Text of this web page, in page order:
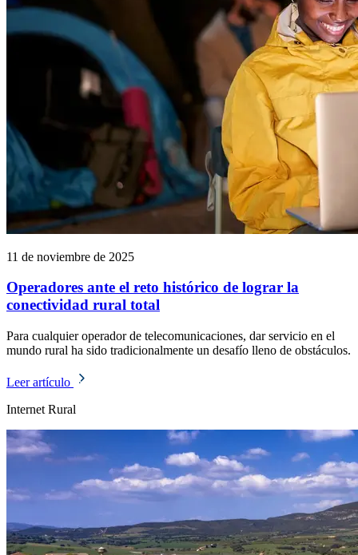
11 de noviembre de 2025
Operadores ante el reto histórico de lograr la
conectividad rural total
Para cualquier operador de telecomunicaciones, dar servicio en el
mundo rural ha sido tradicionalmente un desafío lleno de obstáculos.
Leer artículo
Internet Rural